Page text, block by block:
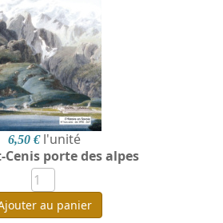
6,50 € l'unité
Cenis porte des alpes
au panier